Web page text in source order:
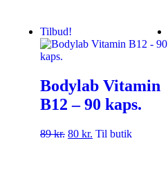
Tilbud!
Bodylab Vitamin
B12 – 90 kaps.
89kr. 80 kr. Til butik